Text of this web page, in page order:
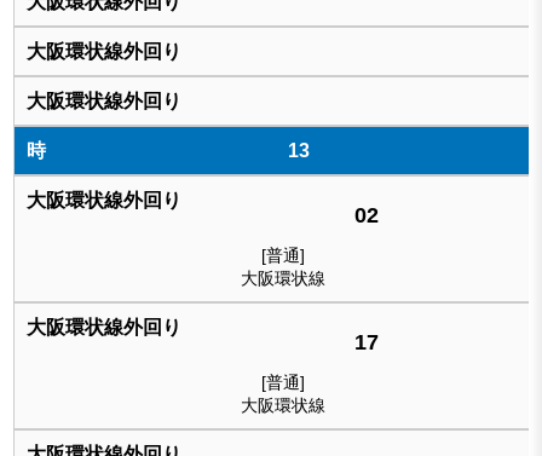
13
02
[普通]
大阪環状線
17
[普通]
大阪環状線